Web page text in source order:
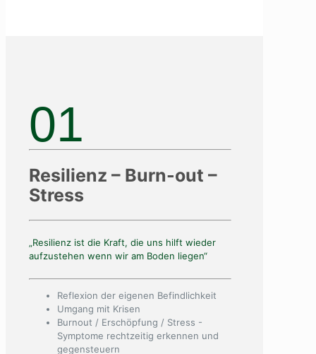
01
Resilienz – Burn-out –
Stress
„Resilienz ist die Kraft, die uns hilft wieder
aufzustehen wenn wir am Boden liegen“
Reflexion der eigenen Befindlichkeit
Umgang mit Krisen
Burnout / Erschöpfung / Stress -
Symptome rechtzeitig erkennen und
gegensteuern